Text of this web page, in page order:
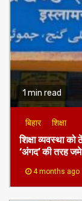
1 min read
बिहार शिक्षा
शिक्षा व्यवस्था
‘अंगद’ की तरह
4 months ago